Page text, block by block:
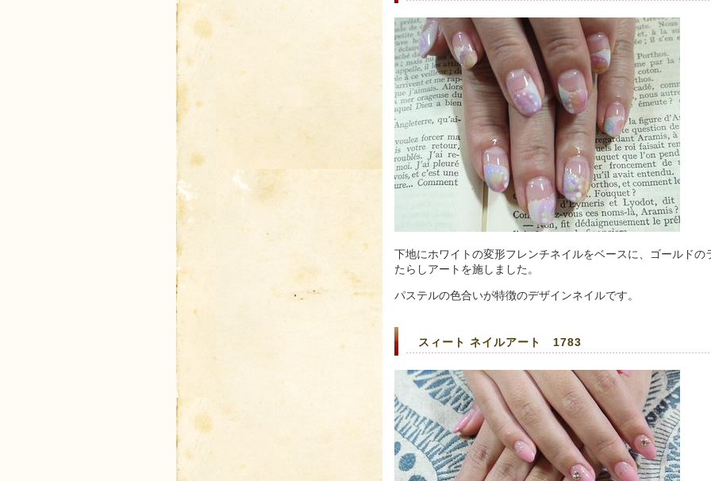
下地にホワイトの変形フレンチネイルをベースに、ゴールドの
たらしアートを施しました。
パステルの色合いが特徴のデザインネイルです。
スィート ネイルアート 1783